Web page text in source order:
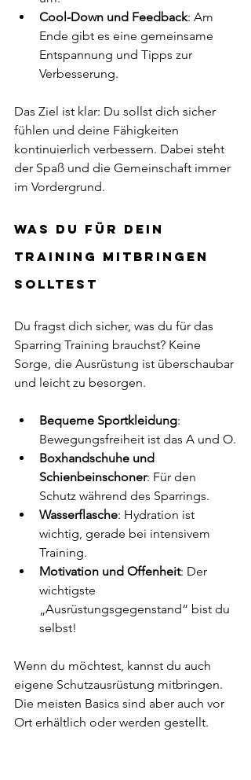
Cool-Down und Feedback: Am
Ende gibt es eine gemeinsame
Entspannung und Tipps zur
Verbesserung.
Das Ziel ist klar: Du sollst dich sicher
fühlen und deine Fähigkeiten
kontinuierlich verbessern. Dabei steht
der Spaß und die Gemeinschaft immer
im Vordergrund.
Was du für dein
Training mitbringen
solltest
Du fragst dich sicher, was du für das
Sparring Training brauchst? Keine
Sorge, die Ausrüstung ist überschaubar
und leicht zu besorgen.
Bequeme Sportkleidung:
Bewegungsfreiheit ist das A und O.
Boxhandschuhe und
Schienbeinschoner: Für den
Schutz während des Sparrings.
Wasserflasche: Hydration ist
wichtig, gerade bei intensivem
Training.
Motivation und Offenheit: Der
wichtigste
„Ausrüstungsgegenstand“ bist du
selbst!
Wenn du möchtest, kannst du auch
eigene Schutzausrüstung mitbringen.
Die meisten Basics sind aber auch vor
Ort erhältlich oder werden gestellt.